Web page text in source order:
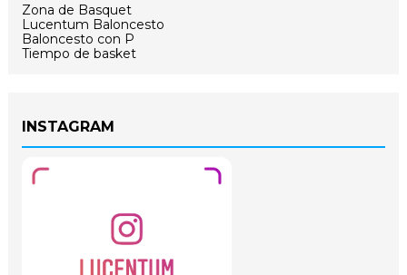
Zona de Basquet
Lucentum Baloncesto
Baloncesto con P
Tiempo de basket
INSTAGRAM